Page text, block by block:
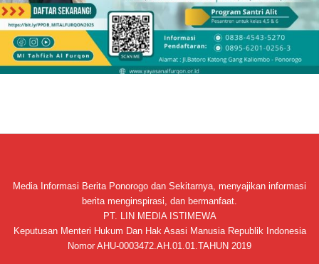
Media Informasi Berita Ponorogo dan Sekitarnya, menyajikan informasi
berita menginspirasi, dan bermanfaat.
PT. LIN MEDIA ISTIMEWA
Keputusan Menteri Hukum Dan Hak Asasi Manusia Republik Indonesia
Nomor AHU-0003472.AH.01.01.TAHUN 2019